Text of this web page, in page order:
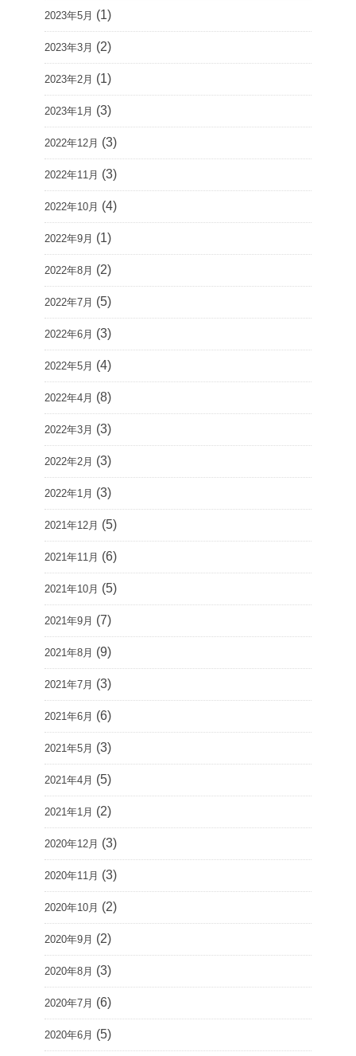
2023年5月 (1)
2023年3月 (2)
2023年2月 (1)
2023年1月 (3)
2022年12月 (3)
2022年11月 (3)
2022年10月 (4)
2022年9月 (1)
2022年8月 (2)
2022年7月 (5)
2022年6月 (3)
2022年5月 (4)
2022年4月 (8)
2022年3月 (3)
2022年2月 (3)
2022年1月 (3)
2021年12月 (5)
2021年11月 (6)
2021年10月 (5)
2021年9月 (7)
2021年8月 (9)
2021年7月 (3)
2021年6月 (6)
2021年5月 (3)
2021年4月 (5)
2021年1月 (2)
2020年12月 (3)
2020年11月 (3)
2020年10月 (2)
2020年9月 (2)
2020年8月 (3)
2020年7月 (6)
2020年6月 (5)